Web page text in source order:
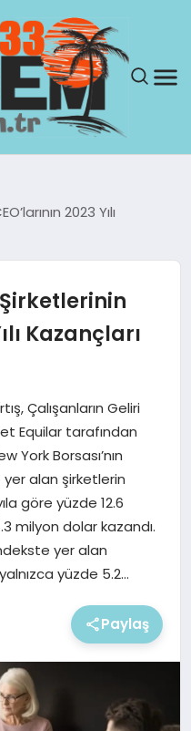
2023 Yılı
Şirketlerinin
Kazançları
Çalışanların Geliri
Equilar tarafından
York Borsası’nın
alan şirketlerin
göre yüzde 12.6
milyon dolar kazandı.
yer alan
yüzde 5.2…
Paylaş